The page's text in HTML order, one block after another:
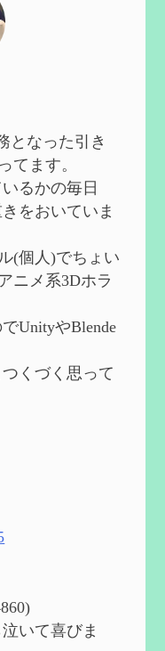
対決者・２」
を持ってしま
説【2凸ま
対決者・１」
説と使用感な
ミリエを使っ
能紹介とテン
能と凸比較
となった引き
てます。
るかの毎日
をおいていま
(個人)でちょい
ニメ系3Dホラ
UnityやBlende
くづく思って
いて喜びま